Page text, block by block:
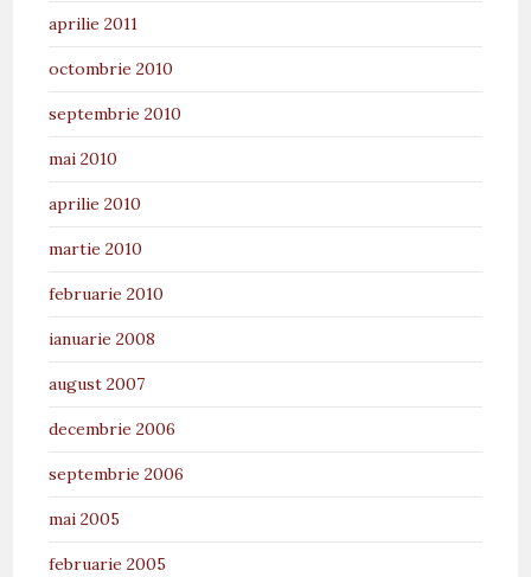
aprilie 2011
octombrie 2010
septembrie 2010
mai 2010
aprilie 2010
martie 2010
februarie 2010
ianuarie 2008
august 2007
decembrie 2006
septembrie 2006
mai 2005
februarie 2005